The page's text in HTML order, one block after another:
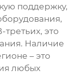
поддержку,
третьих, это
Наличие
– это
любых